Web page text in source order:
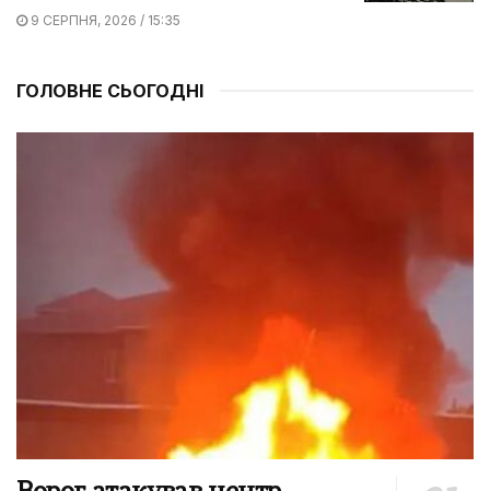
9 СЕРПНЯ, 2026 / 15:35
ГОЛОВНЕ СЬОГОДНІ